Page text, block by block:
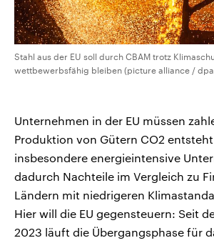
Stahl aus der EU soll durch CBAM trotz
wettbewerbsfähig bleiben (picture alliance /
Unternehmen in der EU müssen
Produktion von Gütern CO2
insbesondere energieintensive
dadurch Nachteile im Vergleich zu
Ländern mit niedrigeren
Hier will die EU gegensteuern: Seit
2023 läuft die Übergangsphase für